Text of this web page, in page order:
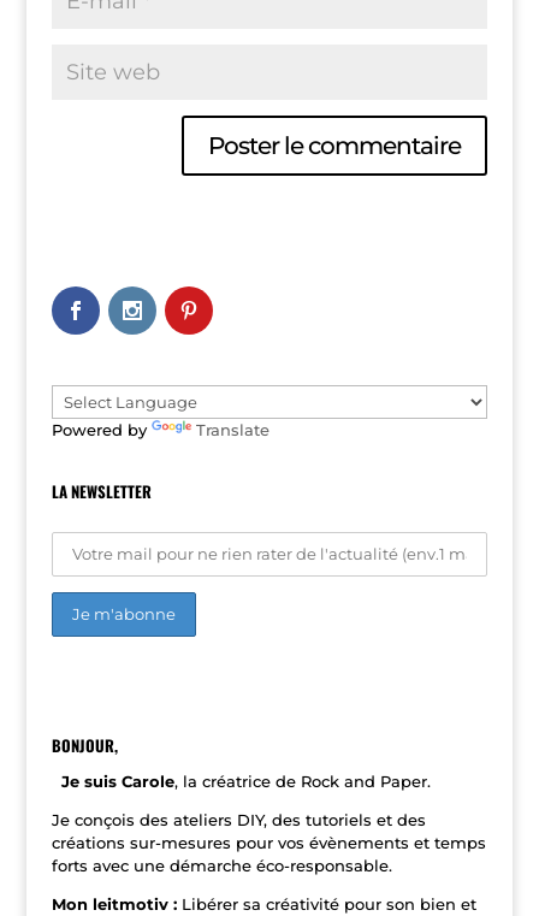
n
a
v
e
:Powered by Translate
LA NEWSLETTER
n
v
e
:
BONJOUR,
Je suis Carole, la créatrice de Rock and Paper.
Je conçois des ateliers DIY, des tutoriels et des
créations sur-mesures pour vos évènements et temps
forts avec une démarche éco-responsable.
Mon leitmotiv : Libérer sa créativité pour son bien et